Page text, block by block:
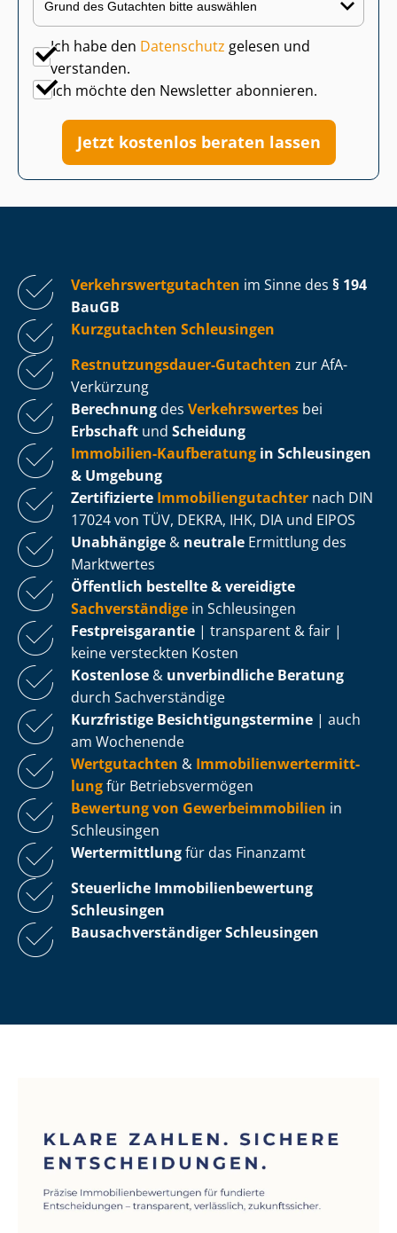
Ich habe den Datenschutz gelesen und
verstanden.
Ich möchte den Newsletter abonnieren.
Jetzt kostenlos beraten lassen
Ver­kehrs­wert­gut­ach­ten im Sinne des § 194
BauGB
Kurzgutachten Schleusingen
Rest­nut­zungs­dau­er-Gutachten zur AfA-
Verkürzung
Berechnung des Verkehrswertes bei
Erbschaft und Scheidung
Immobilien-Kaufberatung in Schleusingen
& Umgebung
Zertifizierte Im­mo­bi­li­en­gut­ach­ter nach DIN
17024 von TÜV, DEKRA, IHK, DIA und EIPOS
Unabhängige & neutrale Ermittlung des
Marktwertes
Öffentlich bestellte & vereidigte
Sachverständige in Schleusingen
Fest­preis­ga­ran­tie | transparent & fair |
keine versteckten Kosten
Kostenlose & unverbindliche Beratung
durch Sachverständige
Kurzfristige Be­sich­ti­gungs­ter­mi­ne | auch
am Wochenende
Wertgutachten & Im­mo­bi­li­en­wert­ermitt­
lungfür Be­triebs­ver­mö­gen
Bewertung von Ge­wer­be­im­mo­bi­li­en in
Schleusingen
Wertermittlungfür das Finanzamt
Steuerliche Im­mo­bi­li­en­be­wer­tung
Schleusingen
Bau­sach­ver­stän­di­ger Schleusingen